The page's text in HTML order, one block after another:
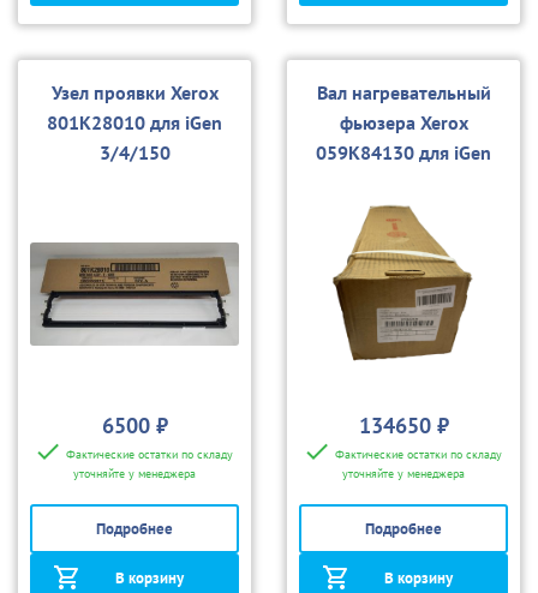
Узел проявки Xerox
801K28010 для iGen
3/4/150
6500 ₽
Фактические остатки по складу
уточняйте у менеджера
Подробнее
В корзину
Вал нагревательный
фьюзера Xerox
059K84130 для iGen
134650 ₽
Фактические остатки по складу
уточняйте у менеджера
Подробнее
В корзину